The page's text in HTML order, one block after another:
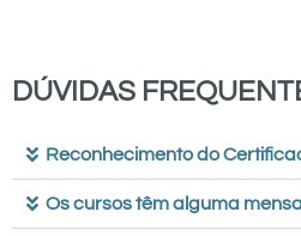
DÚVIDAS
Reconhecimento do
Os cursos têm alguma